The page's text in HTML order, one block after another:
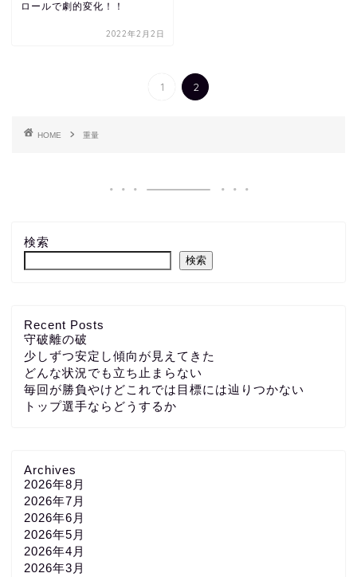
ロールで劇的変化！！
2022年2月2日
1 2
HOME 重量
検索
検索
Recent Posts
守破離の破
少しずつ安定し傾向が見えてきた
どんな状況でも立ち止まらない
毎回が勝負やけどこれでは目標には辿りつかない
トップ選手ならどうするか
Archives
2026年8月
2026年7月
2026年6月
2026年5月
2026年4月
2026年3月